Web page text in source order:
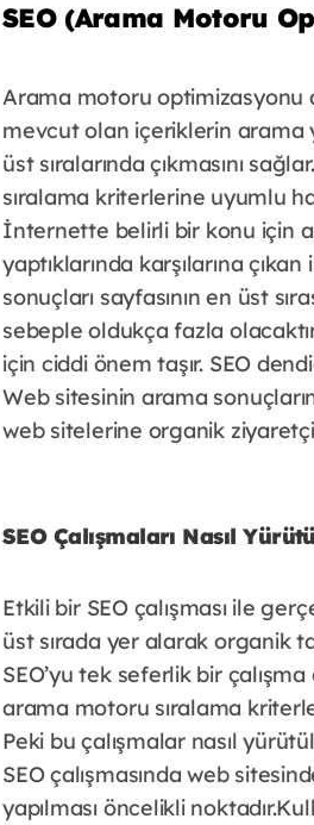
SEO (Arama Motoru
Arama motoru optimizasyonu
mevcut olan içeriklerin arama
üst sıralarında çıkmasını
sıralama kriterlerine uyumlu
İnternette belirli bir konu için
yaptıklarında karşılarına
sonuçları sayfasının en üst
sebeple oldukça fazla
için ciddi önem taşır. SEO
Web sitesinin arama
web sitelerine organik
SEO Çalışmaları Nasıl
Etkili bir SEO çalışması ile
üst sırada yer alarak organik
SEO’yu tek seferlik bir
arama motoru sıralama
Peki bu çalışmalar nasıl
SEO çalışmasında web
yapılması öncelikli